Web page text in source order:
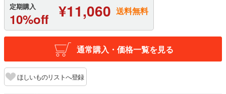
定期購入
10%off ¥11,060 送料無料
通常購入・価格一覧を見る
ほしいものリストへ登録